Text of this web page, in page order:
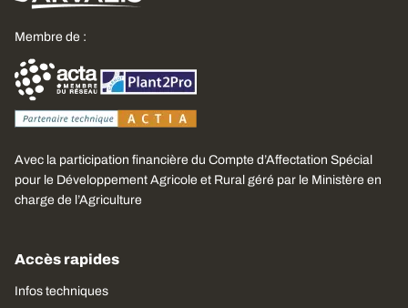
Membre de :
Avec la participation financière du Compte d’Affectation Spécial
pour le Développement Agricole et Rural géré par le Ministère en
charge de l’Agriculture
Accès rapides
Infos techniques